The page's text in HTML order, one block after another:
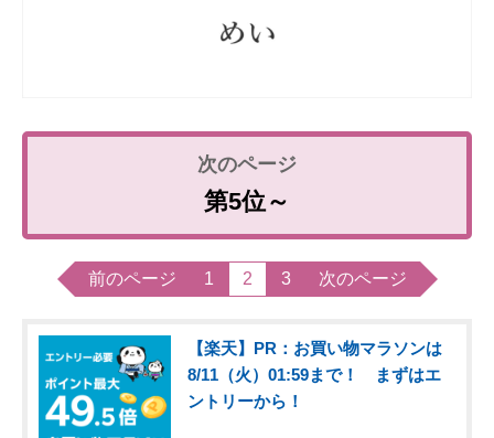
第5位～
前のページ 1 2 3 次のページ
【楽天】PR：お買い物マラソンは
8/11（火）01:59まで！ まずはエ
ントリーから！